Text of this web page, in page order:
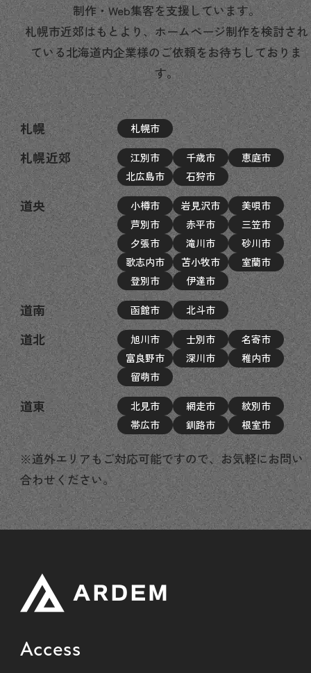
制作・Web集客を支援しています。
札幌市近郊はもとより、ホームページ制作を検討され
ている北海道内企業様のご依頼をお待ちしておりま
す。
札幌 札幌市
札幌近郊 江別市 千歳市
恵庭市
北広島市
石狩市
道央 小樽市 岩見沢市
美唄市
芦別市
赤平市
三笠市
夕張市
滝川市
砂川市
歌志内市
苫小牧市
室蘭市
登別市
伊達市
道南 函館市 北斗市
道北 旭川市 士別市
名寄市
富良野市
深川市
稚内市
留萌市
道東 北見市 網走市
紋別市
帯広市
釧路市 根室市
※道外エリアもご対応可能ですので、お気軽にお問い
合わせください。
Access